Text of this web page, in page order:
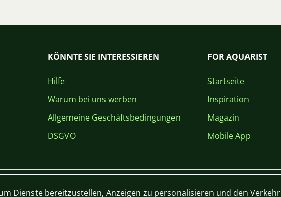
KÖNNTE SIE INTERESSIEREN
Hilfe
Warum bei uns werben
Allgemeine Geschäftsbedingungen
DSGVO
FOR AQUARIST
Startseite
Inspiration
Magazin
Mobile App
Dienste bereitzustellen, Anzeigen zu personalisieren und den Verkehr